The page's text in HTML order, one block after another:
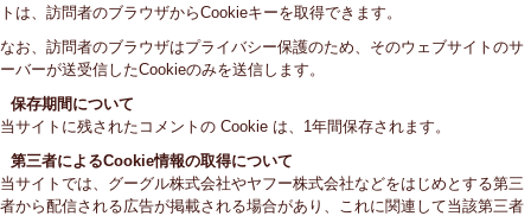
トは、訪問者のブラウザからCookieキーを取得できます。
なお、訪問者のブラウザはプライバシー保護のため、そのウェブサイトのサ
ーバーが送受信したCookieのみを送信します。
保存期間について
当サイトに残されたコメントの Cookie は、1年間保存されます。
第三者によるCookie情報の取得について
当サイトでは、グーグル株式会社やヤフー株式会社などをはじめとする第三
者から配信される広告が掲載される場合があり、これに関連して当該第三者